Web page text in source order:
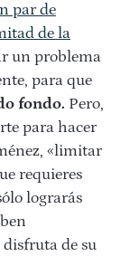
par de
de la
un problema
para que
fondo. Pero,
para hacer
«limitar
requieres
lograrás
de su